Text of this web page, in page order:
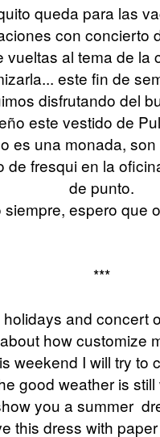
queda para las
con concierto
vueltas al tema de
este fin de
disfrutando del
este vestido de
es una monada, son
de fresqui en la
de punto.
siempre, espero que
***
and concert
how customize
weekend I will try to
good weather is
you a summer
this dress with